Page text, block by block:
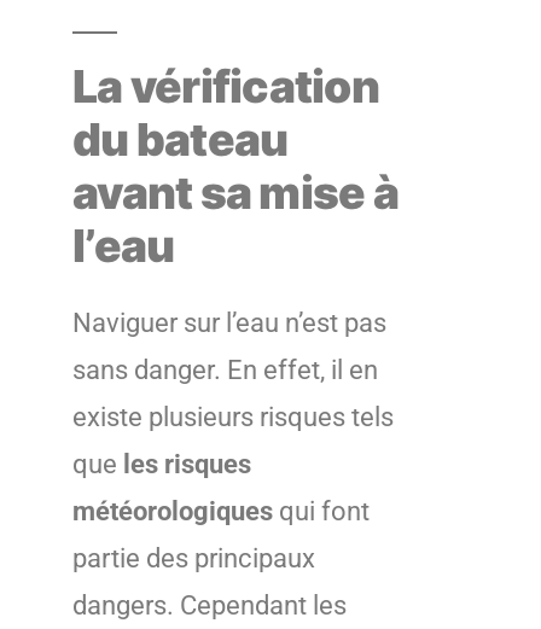
La vérification
du bateau
avant sa mise à
l’eau
Naviguer sur l’eau n’est pas
sans danger. En effet, il en
existe plusieurs risques tels
que les risques
météorologiques qui font
partie des principaux
dangers. Cependant les